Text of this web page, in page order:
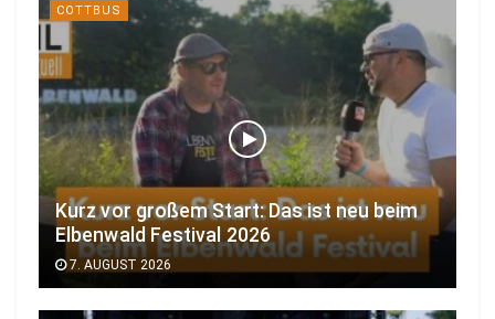
COTTBUS
Kurz vor großem Start: Das ist neu beim
Elbenwald Festival 2026
7. AUGUST 2026